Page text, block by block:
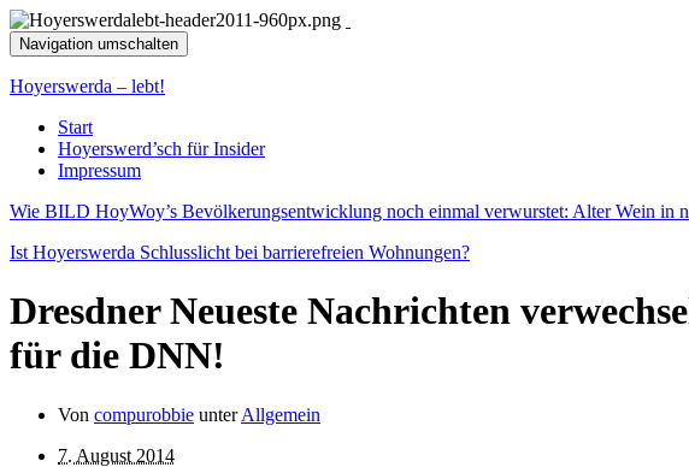
Navigation umschalten
Hoyerswerda – lebt!
Start
Hoyerswerd’sch für Insider
Impressum
Wie BILD HoyWoy’s Bevölkerungsentwicklung noch einmal verwurstet: Alter Wein in
Ist Hoyerswerda Schlusslicht bei barrierefreien Wohnungen?
Dresdner Neueste Nachrichten
für die DNN!
Von compurobbie unterAllgemein
7. August 2014